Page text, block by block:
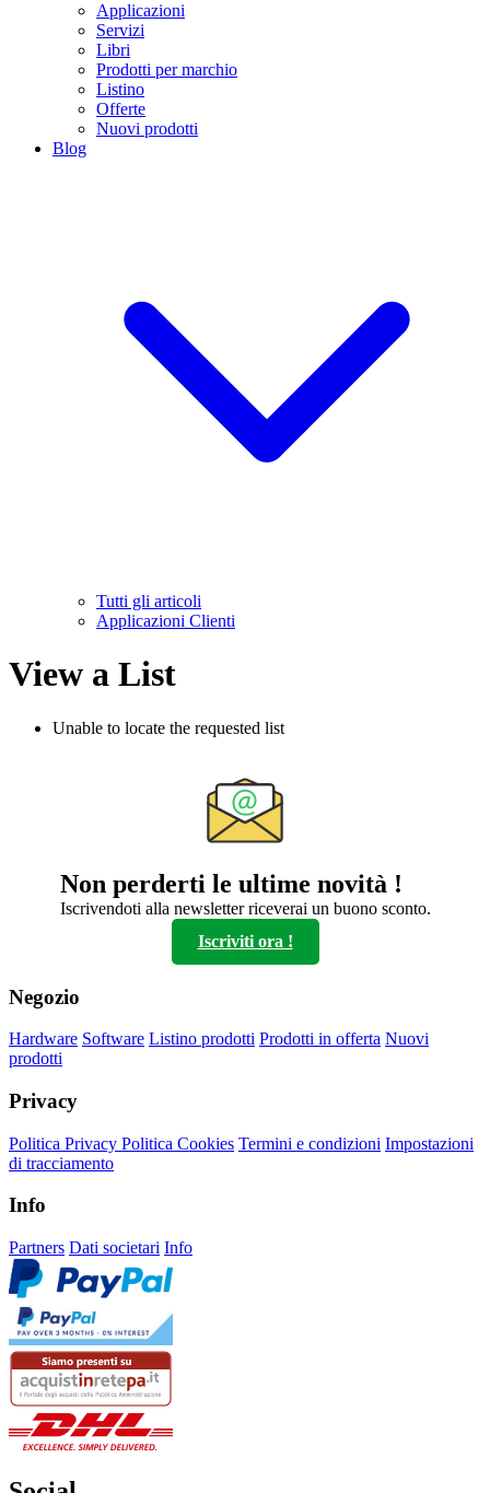
Applicazioni
Servizi
Libri
Prodotti per marchio
Listino
Offerte
Nuovi prodotti
Blog
Tutti gli articoli
Applicazioni Clienti
View a List
Unable to locate the requested list
Non perderti le ultime novità !
Iscrivendoti alla newsletter riceverai un buono sconto.
Iscriviti ora !
Negozio
Hardware Software Listino prodotti Prodotti in offerta Nuovi
prodotti
Privacy
Politica Privacy Politica Cookies Termini e condizioni Impostazioni
di tracciamento
Info
Partners Dati societari Info